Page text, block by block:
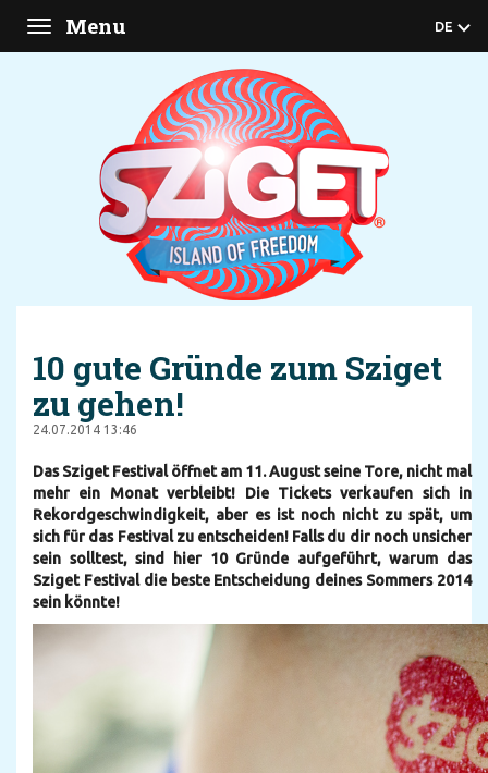
Toggle
navigation
Menu DE
10 gute Gründe zum Sziget
zu gehen!
24.07.2014 13:46
Das Sziget Festival öffnet am 11. August seine Tore, nicht mal
mehr ein Monat verbleibt! Die Tickets verkaufen sich in
Rekordgeschwindigkeit, aber es ist noch nicht zu spät, um
sich für das Festival zu entscheiden! Falls du dir noch unsicher
sein solltest, sind hier 10 Gründe aufgeführt, warum das
Sziget Festival die beste Entscheidung deines Sommers 2014
sein könnte!